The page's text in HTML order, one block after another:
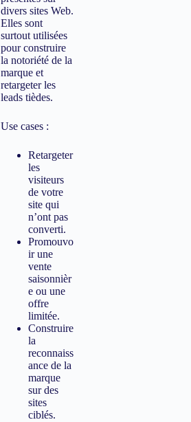
divers sites Web.
Elles sont
surtout utilisées
pour construire
la notoriété de la
marque et
retargeter les
leads tièdes.
Use cases :
Retargeter
les
visiteurs
de votre
site qui
n’ont pas
converti.
Promouvo
ir une
vente
saisonnièr
e ou une
offre
limitée.
Construire
la
reconnaiss
ance de la
marque
sur des
sites
ciblés.